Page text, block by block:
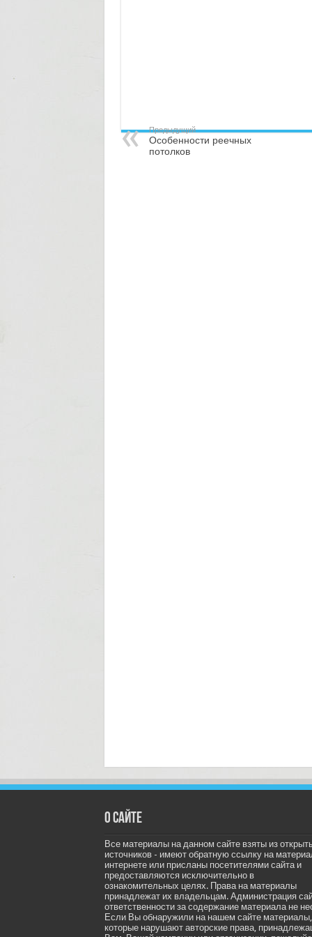
Предыдущий
Особенности реечных
потолков
О сайте
Все материалы на данном сайте взяты из
источников - имеют обратную ссылку на
интернете или присланы посетителями сайта и
предоставляются исключительно в
ознакомительных целях. Права на материалы
принадлежат их владельцам. Администрация
ответственности за содержание материала не
Если Вы обнаружили на нашем сайте материалы,
которые нарушают авторские права,